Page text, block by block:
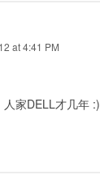
at 4:41 PM
家DELL才几年 :)